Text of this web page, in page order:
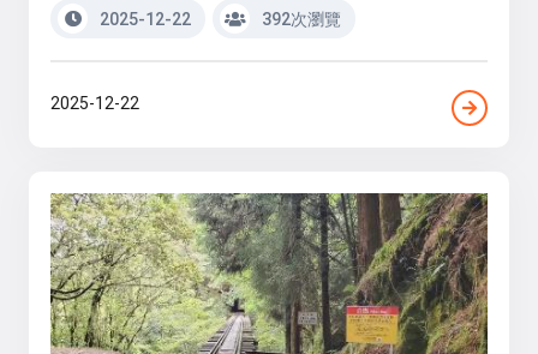
2025-12-22 392次瀏覽
2025-12-22